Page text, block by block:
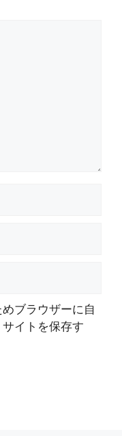
ブラウザーに自
イトを保存す